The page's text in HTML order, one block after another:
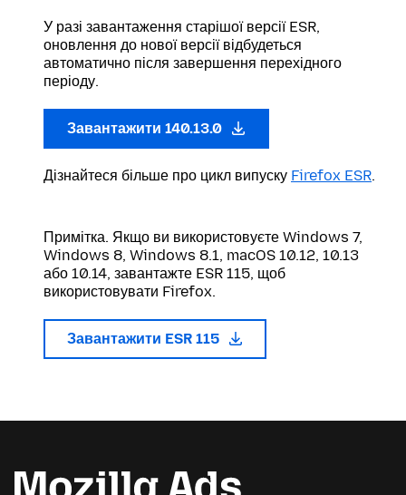
У разі завантаження старішої версії ESR,
оновлення до нової версії відбудеться
автоматично після завершення перехідного
періоду.
Завантажити 140.13.0
Дізнайтеся більше про цикл випуску Firefox ESR.
Примітка. Якщо ви використовуєте Windows 7,
Windows 8, Windows 8.1, macOS 10.12, 10.13
або 10.14, завантажте ESR 115, щоб
використовувати Firefox.
Завантажити ESR 115